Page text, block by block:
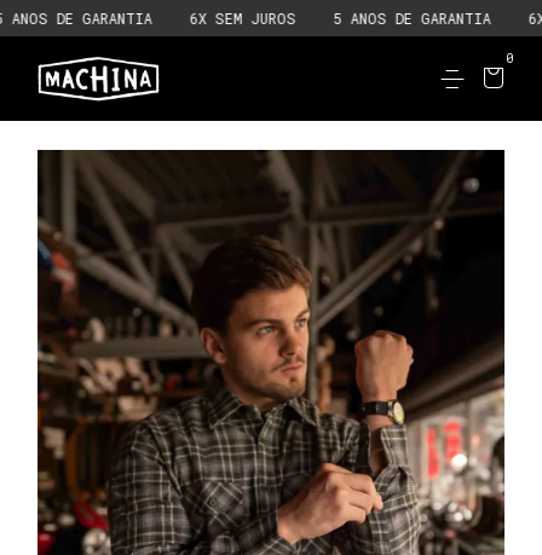
DE GARANTIA 6X SEM JUROS 5 ANOS DE GARANTIA 6X
0